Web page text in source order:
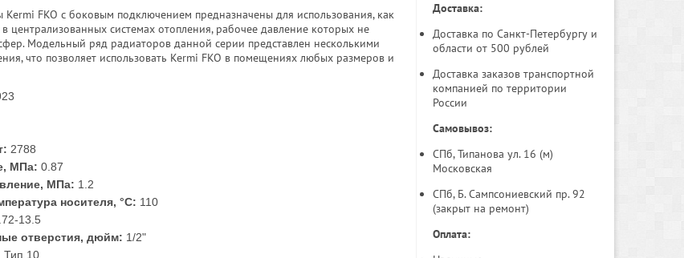
Kermi FKO с боковым подключением предназначены для использования, как
централизованных системах отопления, рабочее давление которых не
Модельный ряд радиаторов данной серии представлен несколькими
что позволяет использовать Kermi FKO в помещениях любых размеров и
2788
МПа: 0.87
МПа: 1.2
носителя, °С: 110
13.5
отверстия, дюйм: 1/2"
Тип 10
Доставка:
Доставка по Санкт-Петербургу и
области от 500 рублей
Доставка заказов транспортной
компанией по территории
России
Самовывоз:
СПб, Типанова ул. 16 (м)
Московская
СПб, Б. Сампсониевский пр. 92
(закрыт на ремонт)
Оплата: